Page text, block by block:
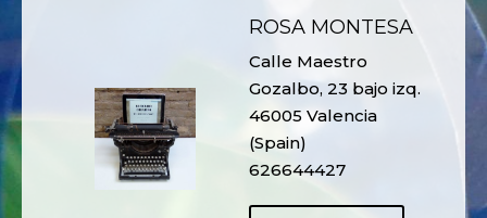
ROSA MONTESA
Calle Maestro
Gozalbo, 23 bajo izq.
46005 Valencia
(Spain)
626644427